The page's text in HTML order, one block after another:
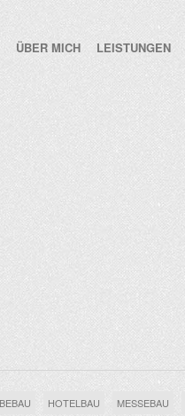
ÜBER MICH LEISTUNGEN
HOTELBAU MESSEBAU